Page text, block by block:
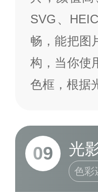
SVG、
畅，能把图
构，当你使
色框，根据
09 光
色彩